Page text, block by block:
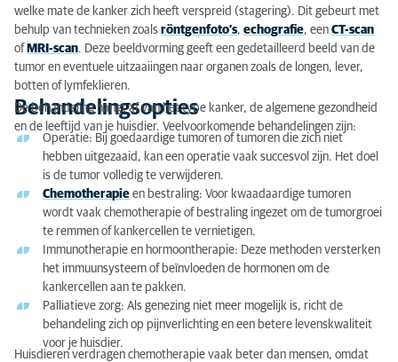
welke mate de kanker zich heeft verspreid (stagering). Dit gebeurt met
behulp van technieken zoals röntgenfoto’s, echografie, een CT-scan
of MRI-scan. Deze beeldvorming geeft een gedetailleerd beeld van de
tumor en eventuele uitzaaiingen naar organen zoals de longen, lever,
botten of lymfeklieren.
Behandelingsopties
De behandeling hangt af van het type kanker, de algemene gezondheid
en de leeftijd van je huisdier. Veelvoorkomende behandelingen zijn:
Operatie: Bij goedaardige tumoren of tumoren die zich niet
hebben uitgezaaid, kan een operatie vaak succesvol zijn. Het doel
is de tumor volledig te verwijderen.
Chemotherapie en bestraling: Voor kwaadaardige tumoren
wordt vaak chemotherapie of bestraling ingezet om de tumorgroei
te remmen of kankercellen te vernietigen.
Immunotherapie en hormoontherapie: Deze methoden versterken
het immuunsysteem of beïnvloeden de hormonen om de
kankercellen aan te pakken.
Palliatieve zorg: Als genezing niet meer mogelijk is, richt de
behandeling zich op pijnverlichting en een betere levenskwaliteit
voor je huisdier.
Huisdieren verdragen chemotherapie vaak beter dan mensen, omdat